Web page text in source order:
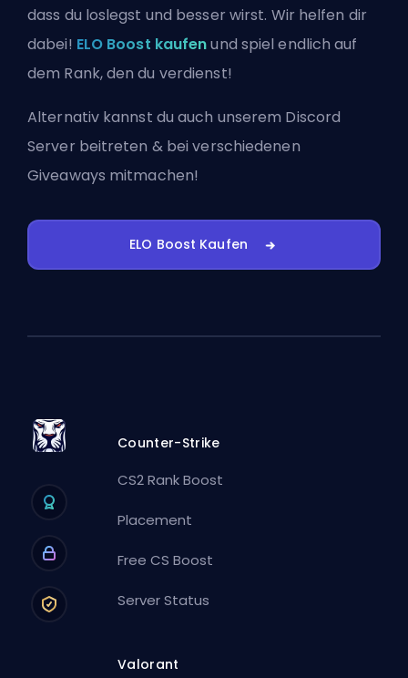
dass du loslegst und besser wirst. Wir helfen dir
dabei! ELO Boost kaufenund spiel endlich auf
dem Rank, den du verdienst!
Alternativ kannst du auch unserem Discord
Server beitreten & bei verschiedenen
Giveaways mitmachen!
ELO Boost Kaufen
Counter-Strike
CS2 Rank Boost
Placement
Free CS Boost
Server Status
Valorant